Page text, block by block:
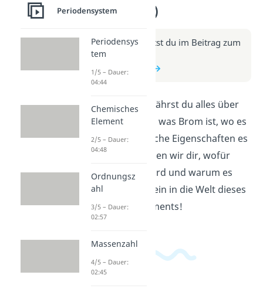
Brom (Video)
Weitere Infos erhältst du im Beitrag zum
Video
zum Beitrag: Brom
In diesem Video erfährst du alles über
Brom. Wir erklären, was Brom ist, wo es
vorkommt und welche Eigenschaften es
hat. Außerdem zeigen wir dir, wofür
Brom verwendet wird und warum es
wichtig ist. Tauche ein in die Welt dieses
faszinierenden Elements!
Periodensystem
Periodensys
tem
1/5 – Dauer:
04:44
Chemisches
Element
2/5 – Dauer:
04:48
Ordnungsz
ahl
3/5 – Dauer:
02:57
Massenzahl
4/5 – Dauer:
02:45